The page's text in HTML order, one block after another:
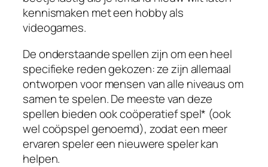
kennismaken met een hobby als
videogames.
De onderstaande spellen zijn om een ​​heel
specifieke reden gekozen: ze zijn allemaal
ontworpen voor mensen van alle niveaus om
samen te spelen. De meeste van deze
spellen bieden ook coöperatief spel* (ook
wel coöpspel genoemd), zodat een meer
ervaren speler een nieuwere speler kan
helpen.